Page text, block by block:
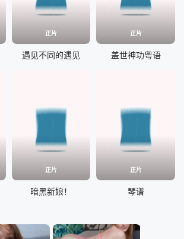
正片
遇见不同的遇见
正片
盖世神功粤语
正片
暗黑新娘！
正片
琴谱